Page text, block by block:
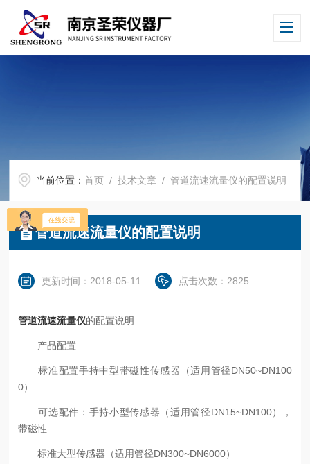
当前位置：首页 /技术文章 / 管道流速流量仪的配置说明
管道流速流量仪的配置说明
更新时间：2018-05-11 点击次数：2825
管道流速流量仪的配置说明
产品配置
标准配置手持中型带磁性传感器（适用管径DN50~DN100
0）
可选配件：手持小型传感器（适用管径DN15~DN100），
带磁性
标准大型传感器（适用管径DN300~DN6000）